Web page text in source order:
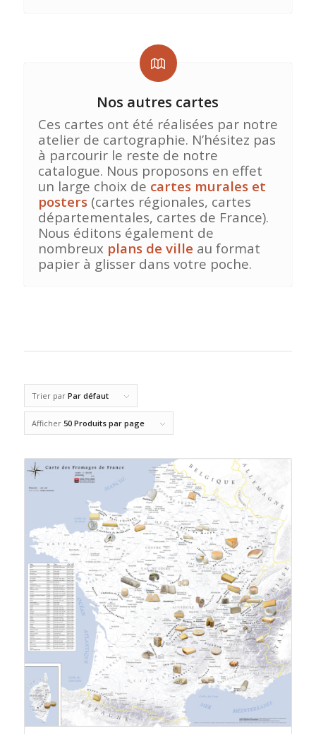
Nos autres cartes
Ces cartes ont été réalisées par notre
atelier de cartographie. N’hésitez pas
à parcourir le reste de notre
catalogue. Nous proposons en effet
un large choix de cartes murales et
posters(cartes régionales, cartes
départementales, cartes de France).
Nous éditons également de
nombreux plans de ville au format
papier à glisser dans votre poche.
Trier par Par défaut
Afficher 50 Produits par page